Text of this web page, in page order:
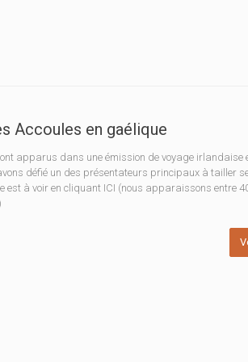
Accoules en gaélique
apparus dans une émission de voyage irlandaise
défié un des présentateurs principaux à tailler
est à voir en cliquant ICI (nous apparaissons entre